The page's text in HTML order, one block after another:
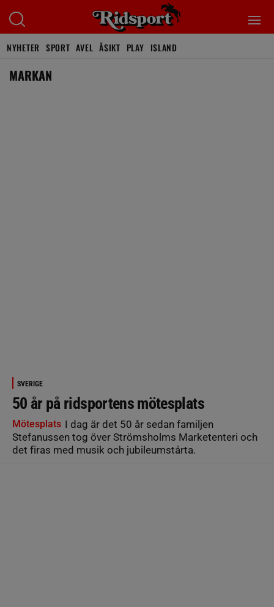
NYHETER SPORT AVEL ÅSIKT PLAY ISLAND
MARKAN
SVERIGE
50 år på ridsportens mötesplats
Mötesplats I dag är det 50 år sedan familjen
Stefanussen tog över Strömsholms Marketenteri och
det firas med musik och jubileumstårta.